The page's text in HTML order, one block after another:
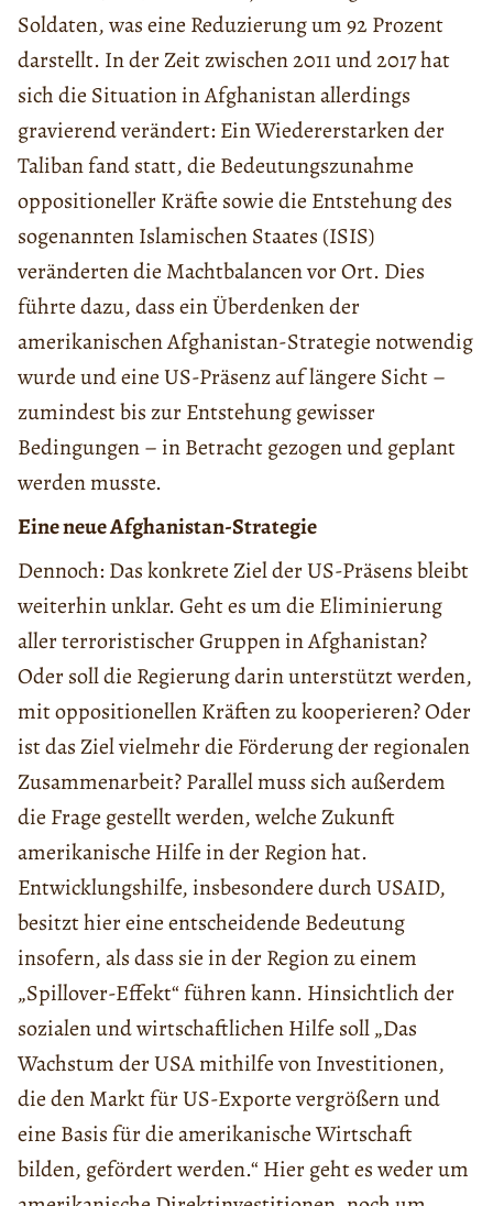
Soldaten, was eine Reduzierung um 92 Prozent
darstellt. In der Zeit zwischen 2011 und 2017 hat
sich die Situation in Afghanistan allerdings
gravierend verändert: Ein Wiedererstarken der
Taliban fand statt, die Bedeutungszunahme
oppositioneller Kräfte sowie die Entstehung des
sogenannten Islamischen Staates (ISIS)
veränderten die Machtbalancen vor Ort. Dies
führte dazu, dass ein Überdenken der
amerikanischen Afghanistan-Strategie notwendig
wurde und eine US-Präsenz auf längere Sicht –
zumindest bis zur Entstehung gewisser
Bedingungen – in Betracht gezogen und geplant
werden musste.
Eine neue Afghanistan-Strategie
Dennoch: Das konkrete Ziel der US-Präsens bleibt
weiterhin unklar. Geht es um die Eliminierung
aller terroristischer Gruppen in Afghanistan?
Oder soll die Regierung darin unterstützt werden,
mit oppositionellen Kräften zu kooperieren? Oder
ist das Ziel vielmehr die Förderung der regionalen
Zusammenarbeit? Parallel muss sich außerdem
die Frage gestellt werden, welche Zukunft
amerikanische Hilfe in der Region hat.
Entwicklungshilfe, insbesondere durch USAID,
besitzt hier eine entscheidende Bedeutung
insofern, als dass sie in der Region zu einem
„Spillover-Effekt“ führen kann. Hinsichtlich der
sozialen und wirtschaftlichen Hilfe soll „Das
Wachstum der USA mithilfe von Investitionen,
die den Markt für US-Exporte vergrößern und
eine Basis für die amerikanische Wirtschaft
bilden, gefördert werden.“ Hier geht es weder um